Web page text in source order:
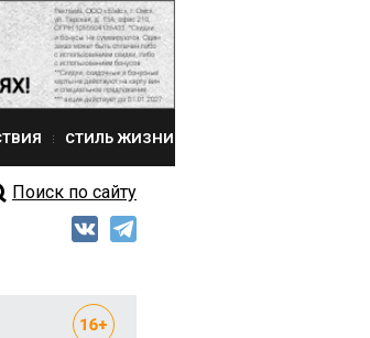
СТИЛЬ ЖИЗНИ
Поиск по сайту